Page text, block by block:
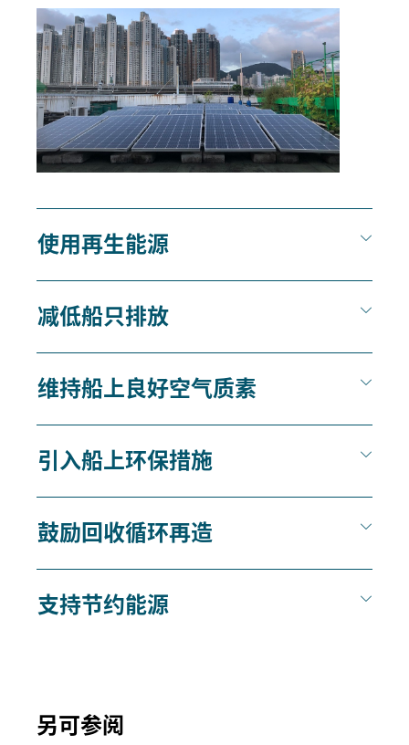
使用再生能源
减低船只排放
维持船上良好空气质素
引入船上环保措施
鼓励回收循环再造
支持节约能源
另可参阅